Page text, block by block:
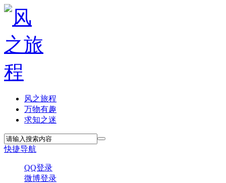
风之旅程
万物有趣
求知之迷
快捷导航
QQ登录
微博登录